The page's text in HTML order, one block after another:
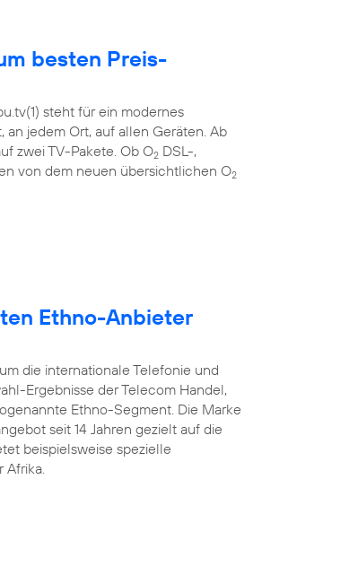
besten Preis-
steht für ein modernes
an jedem Ort, auf allen Geräten. Ab
zwei TV-Pakete. Ob O2 DSL-,
von dem neuen übersichtlichen O2
Ethno-Anbieter
die internationale Telefonie und
Ergebnisse der Telecom Handel,
Ethno-Segment. Die Marke
seit 14 Jahren gezielt auf die
beispielsweise spezielle
Afrika.